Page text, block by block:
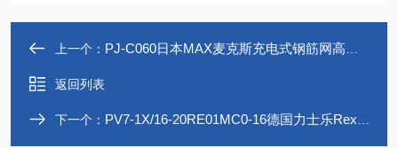
上一个： PJ-C060日本MAX麦克斯充电式钢筋网高效切割机
返回列表
下一个： PV7-1X/16-20RE01MC0-16德国力士乐Rexroth液压叶片泵R900580382